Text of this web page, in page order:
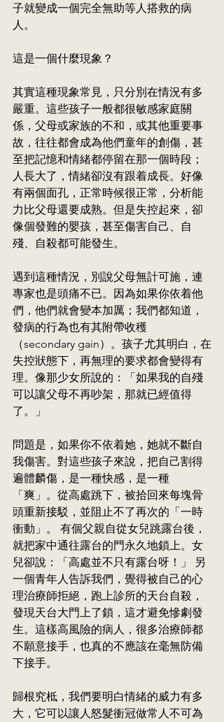
子就變成一個完全無助等人搭救的病
人。
這是一個什麼現象？
其實這種現象常見，只分別在情況有多
嚴重。這些孩子一般都很敏感家庭關
係，父母或家族的不和，或其他重要事
故，往往都會成為他們童年的創傷，甚
至把記憶和情緒都停留在那一個時段；
人長大了，情緒卻沒有跟着成長。好像
有兩個面孔，正常時候很正常，分析能
力比父母還要成熟。但是失控起來，卻
像個發難的嬰孩，甚至傷害自己、自
殘、自殺都可能發生。
遇到這種情況，別說父母無計可施，連
專家也是頭痛不已。因為如果你依着他
們，他們就會變本加厲；我們都知道，
發病的行為也有其附帶收穫
（secondary gain）。孩子尤其明白，在
失控狀態下，再無理的要求都會變得有
理。像那少女所說的：「如果我的自殘
可以讓父母不再吵架，那就已經值得
了。」
問題是，如果你不依着她，她就不斷自
我傷害。對這些孩子來說，把自己割得
遍體麟傷，是一種快感，是一種
「爽」。從高處跳下，被拾回來每塊骨
頭重新接駁，並阻止不了再次的「一時
衝動」。 有個父親自從女兒跳露台後，
就把家中通往露台的門永久地鎖上。女
兒卻說：「高處並不只有露台呀！」 另
一個青年人告訴我們，覺得被自己的心
理治療師拒絕，跑上診所的天台自殺，
發現天台大門上了鎖，這才避免慘劇發
生。這樣高風險的病人，很多治療師都
不願意接手，也真的不應該在毫無防備
下接手。
歸根究柢，我們要明白情緒的威力有多
大，它可以讓人怒髮衝冠做常人不可為